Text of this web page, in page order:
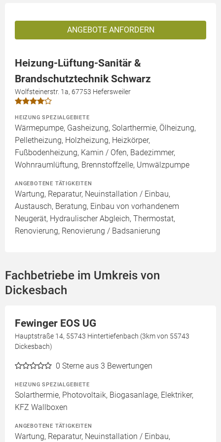
ANGEBOTE ANFORDERN
Heizung-Lüftung-Sanitär &
Brandschutztechnik Schwarz
Wolfsteinerstr. 1a, 67753 Hefersweiler
HEIZUNG SPEZIALGEBIETE
Wärmepumpe, Gasheizung, Solarthermie, Ölheizung,
Pelletheizung, Holzheizung, Heizkörper,
Fußbodenheizung, Kamin / Ofen, Badezimmer,
Wohnraumlüftung, Brennstoffzelle, Umwälzpumpe
ANGEBOTENE TÄTIGKEITEN
Wartung, Reparatur, Neuinstallation / Einbau,
Austausch, Beratung, Einbau von vorhandenem
Neugerät, Hydraulischer Abgleich, Thermostat,
Renovierung, Renovierung / Badsanierung
Fachbetriebe im Umkreis von
Dickesbach
Fewinger EOS UG
Hauptstraße 14, 55743 Hintertiefenbach (3km von 55743
Dickesbach)
0 Sterne aus 3 Bewertungen
HEIZUNG SPEZIALGEBIETE
Solarthermie, Photovoltaik, Biogasanlage, Elektriker,
KFZ Wallboxen
ANGEBOTENE TÄTIGKEITEN
Wartung, Reparatur, Neuinstallation / Einbau,